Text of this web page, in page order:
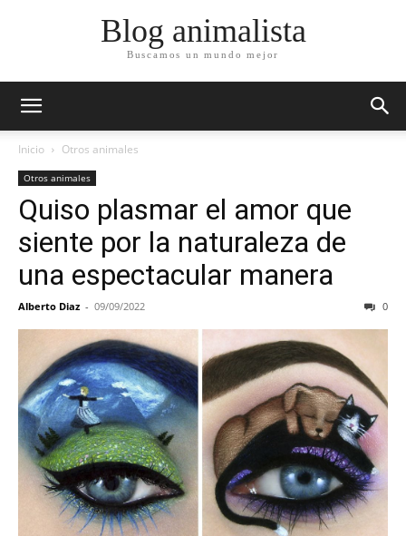
Blog animalista
Buscamos un mundo mejor
Inicio Otros animales
Otros animales
Quiso plasmar el amor que
siente por la naturaleza de
una espectacular manera
Alberto Diaz - 09/09/2022 0